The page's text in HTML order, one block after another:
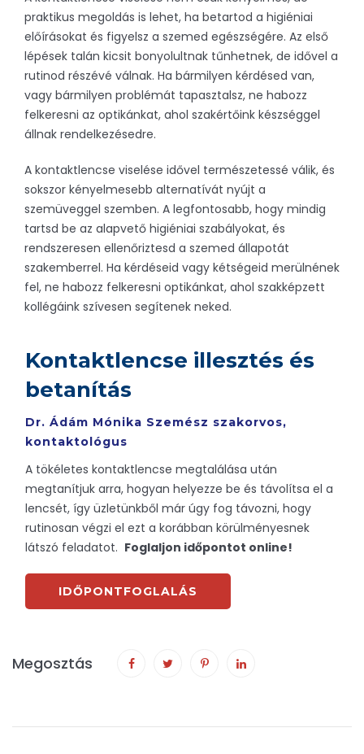
praktikus megoldás is lehet, ha betartod a higiéniai
előírásokat és figyelsz a szemed egészségére. Az első
lépések talán kicsit bonyolultnak tűnhetnek, de idővel a
rutinod részévé válnak. Ha bármilyen kérdésed van,
vagy bármilyen problémát tapasztalsz, ne habozz
felkeresni az optikánkat, ahol szakértőink készséggel
állnak rendelkezésedre.
A kontaktlencse viselése idővel természetessé válik, és
sokszor kényelmesebb alternatívát nyújt a
szemüveggel szemben. A legfontosabb, hogy mindig
tartsd be az alapvető higiéniai szabályokat, és
rendszeresen ellenőriztesd a szemed állapotát
szakemberrel. Ha kérdéseid vagy kétségeid merülnének
fel, ne habozz felkeresni optikánkat, ahol szakképzett
kollégáink szívesen segítenek neked.
Kontaktlencse illesztés és
betanítás
Dr. Ádám Mónika Szemész szakorvos,
kontaktológus
A tökéletes kontaktlencse megtalálása után
megtanítjuk arra, hogyan helyezze be és távolítsa el a
lencsét, így üzletünkből már úgy fog távozni, hogy
rutinosan végzi el ezt a korábban körülményesnek
látszó feladatot. Foglaljon időpontot online!
IDŐPONTFOGLALÁS
Megosztás